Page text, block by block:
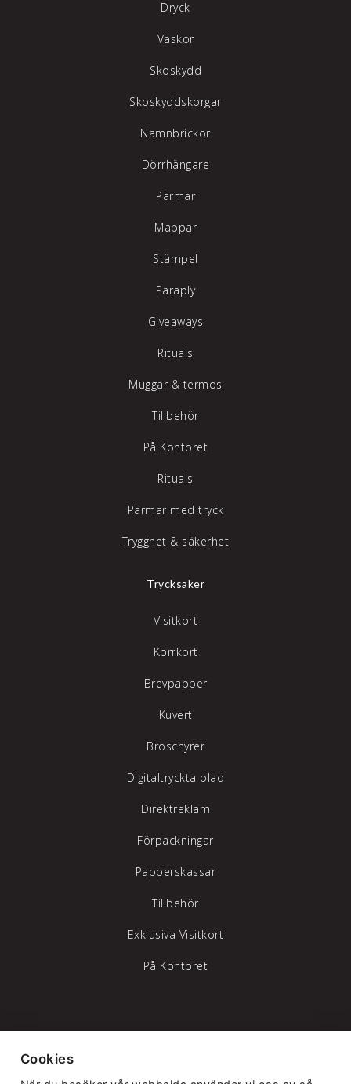
Dryck
Väskor
Skoskydd
Skoskyddskorgar
Namnbrickor
Dörrhängare
Pärmar
Mappar
Stämpel
Paraply
Giveaways
Rituals
Muggar & termos
Tillbehör
På Kontoret
Rituals
Pärmar med tryck
Trygghet & säkerhet
Trycksaker
Visitkort
Korrkort
Brevpapper
Kuvert
Broschyrer
Digitaltryckta blad
Direktreklam
Förpackningar
Papperskassar
Tillbehör
Exklusiva Visitkort
På Kontoret
Cookies